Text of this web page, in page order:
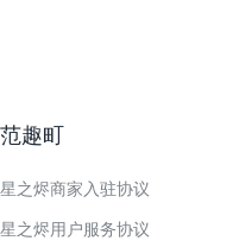
范趣町
星之烬商家入驻协议
星之烬用户服务协议